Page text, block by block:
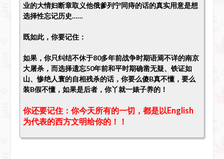
业的大情妇断章取义他俄爹列宁同痔的话的真实用意是想
选择性忘记历史……
既如此，你要记住：
如果，你只纠结不休于80多年前战争时期语焉不详的南京
大屠杀，而选择遗忘50年前和平时期确凿无疑、铁证如
山、惨绝人寰的自相残杀的话，你要么傻B真不懂，要么
装B假不懂，如果是后者，你丫就一婊子养的！
你还要记住：你今天所有的一切，都是以English
为代表的西方文明给你的！！